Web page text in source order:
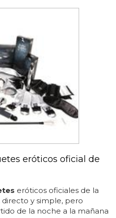
eróticos oficial de
eróticos oficiales de la
directo y simple, pero
de la noche a la mañana